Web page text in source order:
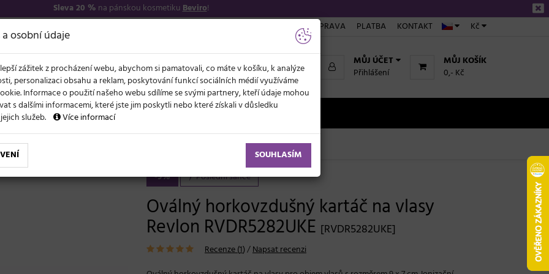
Sleva 20 % na pánskou kosmetikuBeviro!
Kč
DOPRAVA PLATBA KONTAKT
MŮJ KOŠÍK
0,- Kč
MŮJ ÚČET
Přihlášení
NOVĚ LÉTO A VLASY AKCE
kartáč na vlasy Revlon RVDR5282UKE
-9% Poslední šance
Oválný horkovzdušný kartáč na vlasy
Revlon RVDR5282UKE [RVDR5282UKE]
Recenze (1)/Napsat recenzi
osobní údaje
zážitek z procházení webu, abychom si pamatovali, co máte v košíku, k analýze
personalizaci obsahu a reklam, poskytování funkcí sociálních médií využíváme
Informace o použití našeho webu sdílíme se svými partnery, kteří údaje mohou
s dalšími informacemi, které jste jim poskytli nebo které získali v důsledku
služeb.
Více informací
SOUHLASÍM